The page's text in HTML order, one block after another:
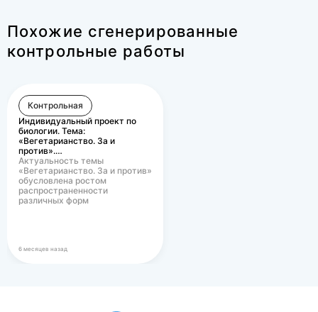
Похожие сгенерированные
контрольные работы
Контрольная
Индивидуальный проект по
биологии. Тема:
«Вегетарианство. За и
против».…
Актуальность темы
«Вегетарианство. За и против»
обусловлена ростом
распространенности
различных форм
6 месяцев назад